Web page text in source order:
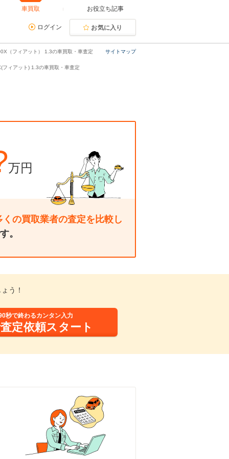
車買取 お役立ち記事
ログイン お気に入り
サイトマップ
（フィアット） 1.3の車買取・車査定
フィアット) 1.3の車買取・車査定
万円
くの買取業者の査定を比較し
。
う！
秒で終わるカンタン入力
定依頼スタート